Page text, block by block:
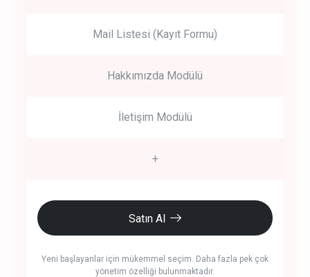
Mail Listesi (Kayıt Formu)
Hakkımızda Modülü
İletişim Modülü
+
Satın Al
Yeni başlayanlar için mükemmel seçim. Daha fazla pek çok
yönetim özelliği bulunmaktadır.